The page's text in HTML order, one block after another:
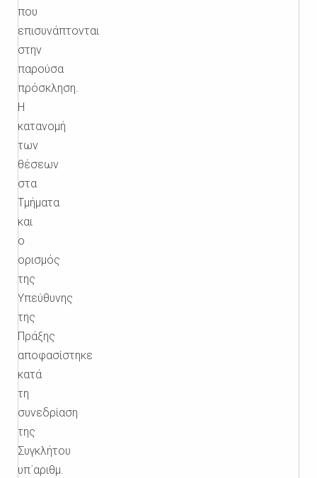
που
επισυνάπτονται
στην
παρούσα
πρόσκληση.
Η
κατανομή
των
θέσεων
στα
Τμήματα
και
ο
ορισμός
της
Υπεύθυνης
της
Πράξης
αποφασίστηκε
κατά
τη
συνεδρίαση
της
Συγκλήτου
υπ΄αριθμ.